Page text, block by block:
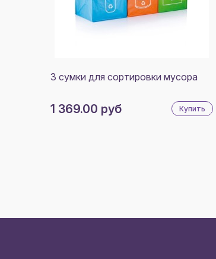
3 сумки для сортировки мусора
1 369.00 руб Купить